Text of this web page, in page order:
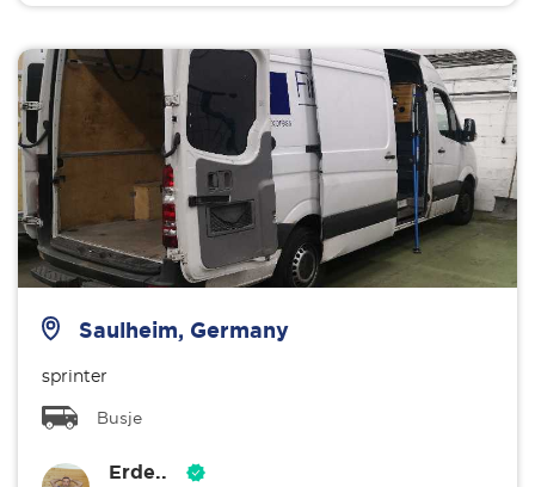
Saulheim, Germany
sprinter
Busje
Erde..